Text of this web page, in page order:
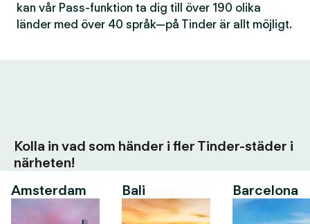
kan vår Pass-funktion ta dig till över 190 olika
länder med över 40 språk—på Tinder är allt möjligt.
Kolla in vad som händer i fler Tinder-städer i
närheten!
Amsterdam
Bali Barcelona